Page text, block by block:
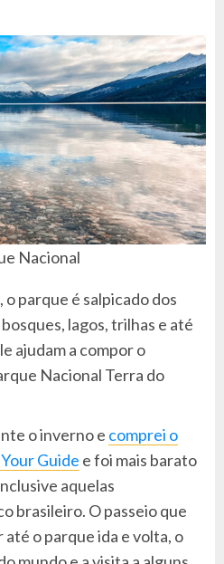
Nacional
parque é salpicado dos
lagos, trilhas e até
ajudam a compor o
Nacional Terra do
o inverno e comprei o
Guide e foi mais barato
aquelas
brasileiro. O passeio que
o parque ida e volta, o